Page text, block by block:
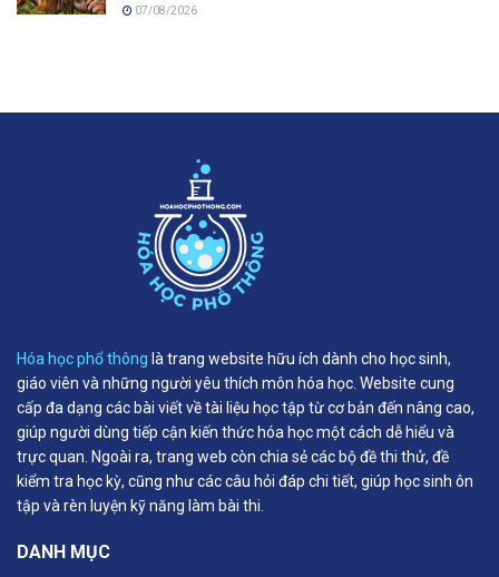
07/08/2026
Hóa học phổ thông là trang website hữu ích dành cho học sinh,
giáo viên và những người yêu thích môn hóa học. Website cung
cấp đa dạng các bài viết về tài liệu học tập từ cơ bản đến nâng cao,
giúp người dùng tiếp cận kiến thức hóa học một cách dễ hiểu và
trực quan. Ngoài ra, trang web còn chia sẻ các bộ đề thi thử, đề
kiểm tra học kỳ, cũng như các câu hỏi đáp chi tiết, giúp học sinh ôn
tập và rèn luyện kỹ năng làm bài thi.
DANH MỤC